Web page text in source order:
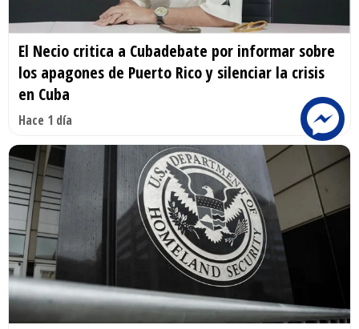
El Necio critica a Cubadebate por informar sobre
los apagones de Puerto Rico y silenciar la crisis
en Cuba
Hace 1 día